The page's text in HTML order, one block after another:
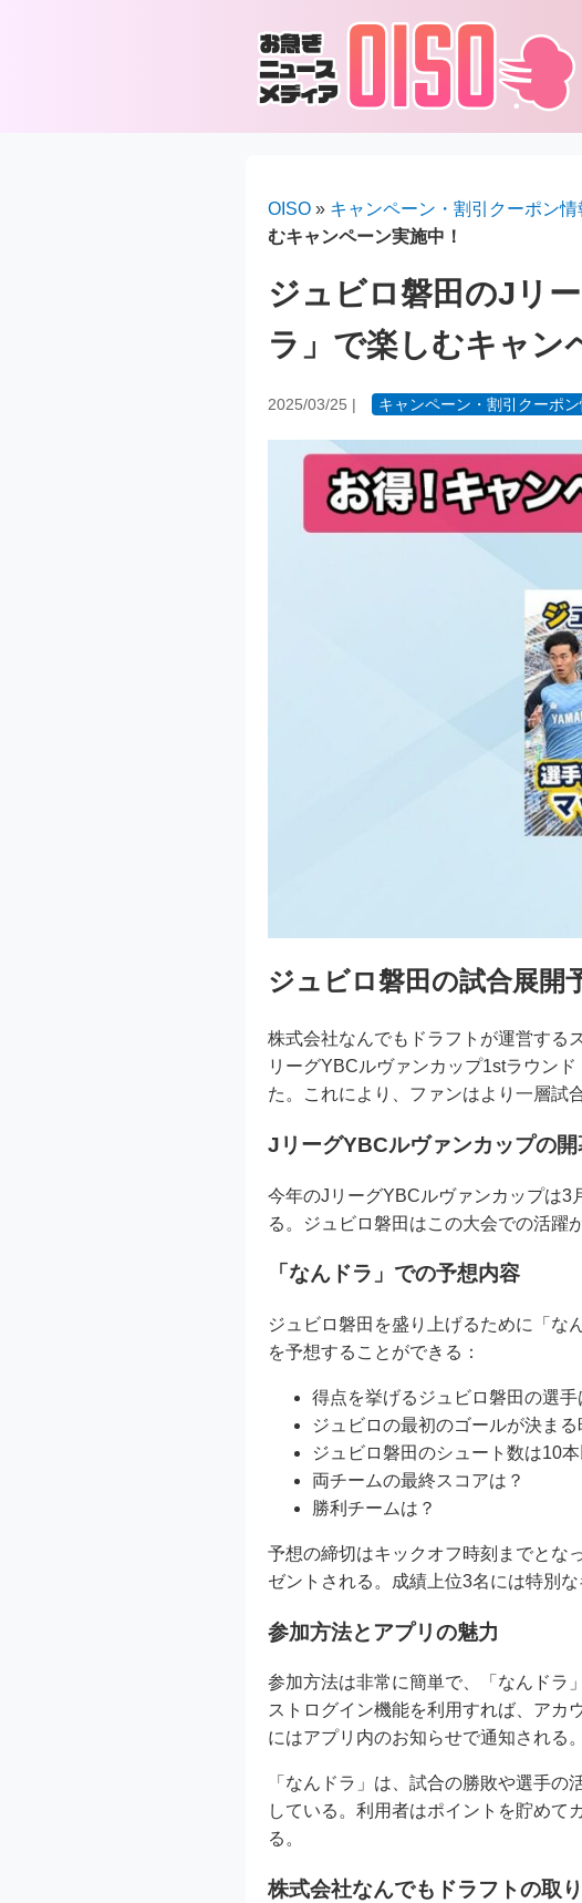
OISO » キャンペーン・割引クーポン情
むキャンペーン実施中！
ジュビロ磐田のJリ
ラ」で楽しむキャン
2025/03/25 | キャンペーン・割引クーポ
ジュビロ磐田の試合展開
株式会社なんでもドラフトが運営する
リーグYBCルヴァンカップ1stラウン
た。これにより、ファンはより一層試
JリーグYBCルヴァンカップの開
今年のJリーグYBCルヴァンカップは3
る。ジュビロ磐田はこの大会での活躍
「なんドラ」での予想内容
ジュビロ磐田を盛り上げるために「な
を予想することができる：
得点を挙げるジュビロ磐田の選手
ジュビロの最初のゴールが決まる
ジュビロ磐田のシュート数は10本
両チームの最終スコアは？
勝利チームは？
予想の締切はキックオフ時刻までとな
ゼントされる。成績上位3名には特別な
参加方法とアプリの魅力
参加方法は非常に簡単で、「なんドラ
ストログイン機能を利用すれば、アカ
にはアプリ内のお知らせで通知される。
「なんドラ」は、試合の勝敗や選手
している。利用者はポイントを貯めて
る。
株式会社なんでもドラフトの取